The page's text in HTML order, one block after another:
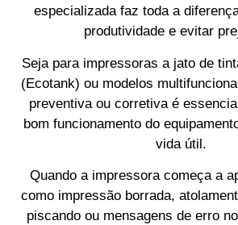
especializada faz toda a
produtividade e evitar
Seja para impressoras a jato de
(Ecotank) ou modelos
preventiva ou corretiva é
bom funcionamento do
vida útil.
Quando a impressora começa a
como impressão borrada,
piscando ou mensagens de erro